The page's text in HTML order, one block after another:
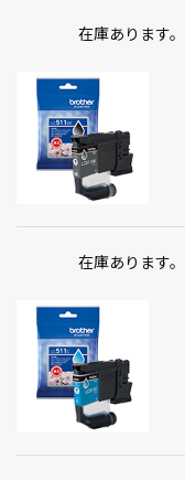
在庫あります。
在庫あります。